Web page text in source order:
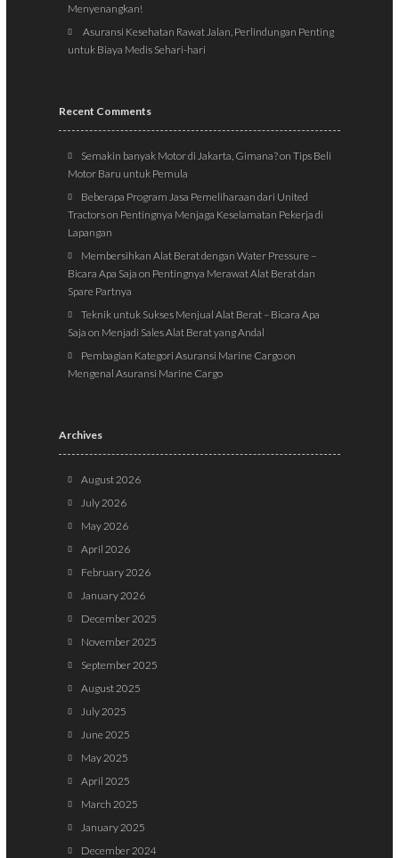
Menyenangkan!
Asuransi Kesehatan Rawat Jalan, Perlindungan Penting
untuk Biaya Medis Sehari-hari
Recent Comments
Semakin banyak Motor di Jakarta, Gimana?onTips Beli
Motor Baru untuk Pemula
Beberapa Program Jasa Pemeliharaan dari United
Tractorson Pentingnya Menjaga Keselamatan Pekerja di
Lapangan
Membersihkan Alat Berat dengan Water Pressure –
Bicara Apa Saja on Pentingnya Merawat Alat Berat dan
Spare Partnya
Teknik untuk Sukses Menjual Alat Berat – Bicara Apa
Saja on Menjadi Sales Alat Berat yang Andal
Pembagian Kategori Asuransi Marine Cargoon
Mengenal Asuransi Marine Cargo
Archives
August 2026
July 2026
May 2026
April 2026
February 2026
January 2026
December 2025
November 2025
September 2025
August 2025
July 2025
June 2025
May 2025
April 2025
March 2025
January 2025
December 2024